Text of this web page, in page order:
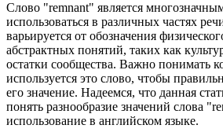
Слово "remnant" является
использоваться в различных частях
варьируется от обозначения
абстрактных понятий, таких как
остатки сообщества. Важно понимать
используется это слово, чтобы
его значение. Надеемся, что данная
понять разнообразие значений слова
использование в английском языке.